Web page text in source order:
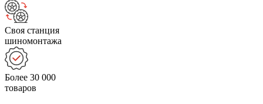
Своя станция
шиномонтажа
Более 30 000
товаров